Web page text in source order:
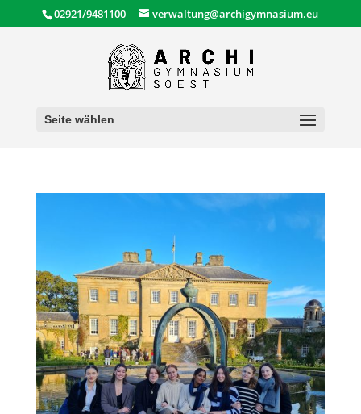
02921/9481100 verwaltung@archigymnasium.eu
Seite wählen